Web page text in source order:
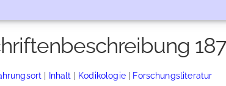
| Inhalt | Kodikologie| Forschungsliteratur